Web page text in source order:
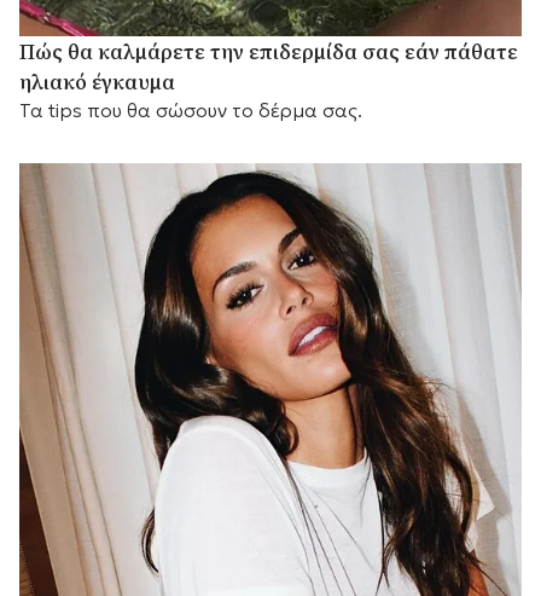
Πώς θα καλμάρετε την επιδερμίδα σας εάν πάθατε
ηλιακό έγκαυμα
Τα tips που θα σώσουν το δέρμα σας.